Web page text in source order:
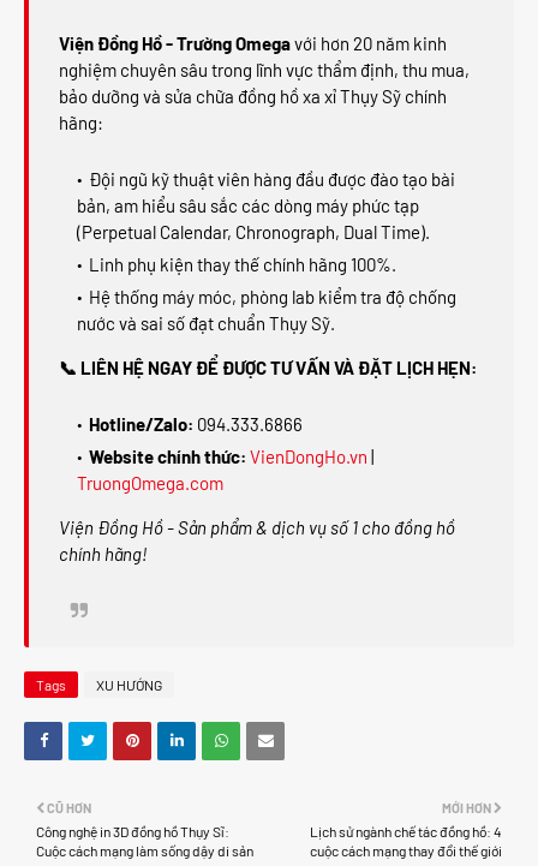
Viện Đồng Hồ - Trường Omegavới hơn 20 năm kinh
nghiệm chuyên sâu trong lĩnh vực thẩm định, thu mua,
bảo dưỡng và sửa chữa đồng hồ xa xỉ Thụy Sỹ chính
hãng:
Đội ngũ kỹ thuật viên hàng đầu được đào tạo bài
bản, am hiểu sâu sắc các dòng máy phức tạp
(Perpetual Calendar, Chronograph, Dual Time).
Linh phụ kiện thay thế chính hãng 100%.
Hệ thống máy móc, phòng lab kiểm tra độ chống
nước và sai số đạt chuẩn Thụy Sỹ.
📞 LIÊN HỆ NGAY ĐỂ ĐƯỢC TƯ VẤN VÀ ĐẶT LỊCH HẸN:
Hotline/Zalo: 094.333.6866
Website chính thức: VienDongHo.vn |
TruongOmega.com
Viện Đồng Hồ - Sản phẩm & dịch vụ số 1 cho đồng hồ
chính hãng!
Tags XU HƯỚNG
MỚI HƠN
Lịch sử ngành chế tác đồng hồ: 4
cuộc cách mạng thay đổi thế giới
CŨ HƠN
Công nghệ in 3D đồng hồ Thụy Sĩ:
Cuộc cách mạng làm sống dậy di sản